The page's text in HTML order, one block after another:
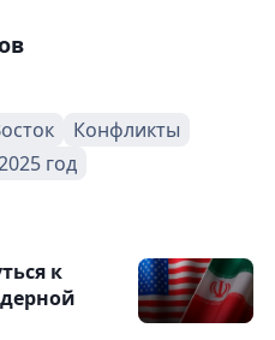
Конфликты
год
к